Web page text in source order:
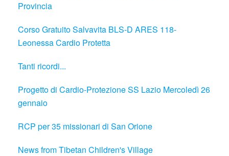
Provincia
Corso Gratuito Salvavita BLS-D ARES 118-
Leonessa Cardio Protetta
Tanti ricordi...
Progetto di Cardio-Protezione SS Lazio Mercoledì 26
gennaio
RCP per 35 missionari di San Orione
News from Tibetan Children's Village